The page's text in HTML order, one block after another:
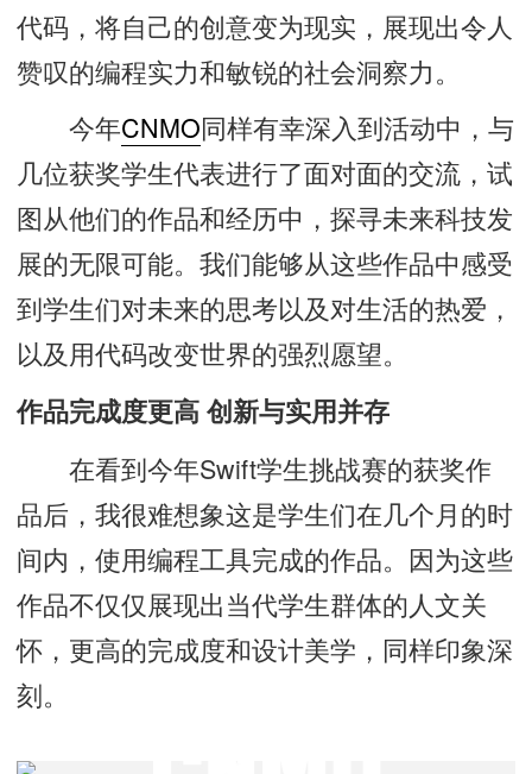
代码，将自己的创意变为现实，展现出令人
赞叹的编程实力和敏锐的社会洞察力。
今年CNMO同样有幸深入到活动中，与
几位获奖学生代表进行了面对面的交流，试
图从他们的作品和经历中，探寻未来科技发
展的无限可能。我们能够从这些作品中感受
到学生们对未来的思考以及对生活的热爱，
以及用代码改变世界的强烈愿望。
作品完成度更高 创新与实用并存
在看到今年Swift学生挑战赛的获奖作
品后，我很难想象这是学生们在几个月的时
间内，使用编程工具完成的作品。因为这些
作品不仅仅展现出当代学生群体的人文关
怀，更高的完成度和设计美学，同样印象深
刻。